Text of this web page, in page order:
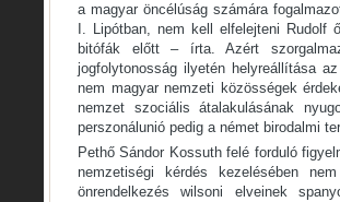
a magyar öncélúság számára
I. Lipótban, nem kell elfelejteni Rudolf
bitófák előtt – írta. Azért
jogfolytonosság ilyetén helyreállítása
nem magyar nemzeti közösségek
nemzet szociális átalakulásának
perszonálunió pedig a német birodalmi
Pethő Sándor Kossuth felé forduló
nemzetiségi kérdés kezelésében
önrendelkezés wilsoni elveinek